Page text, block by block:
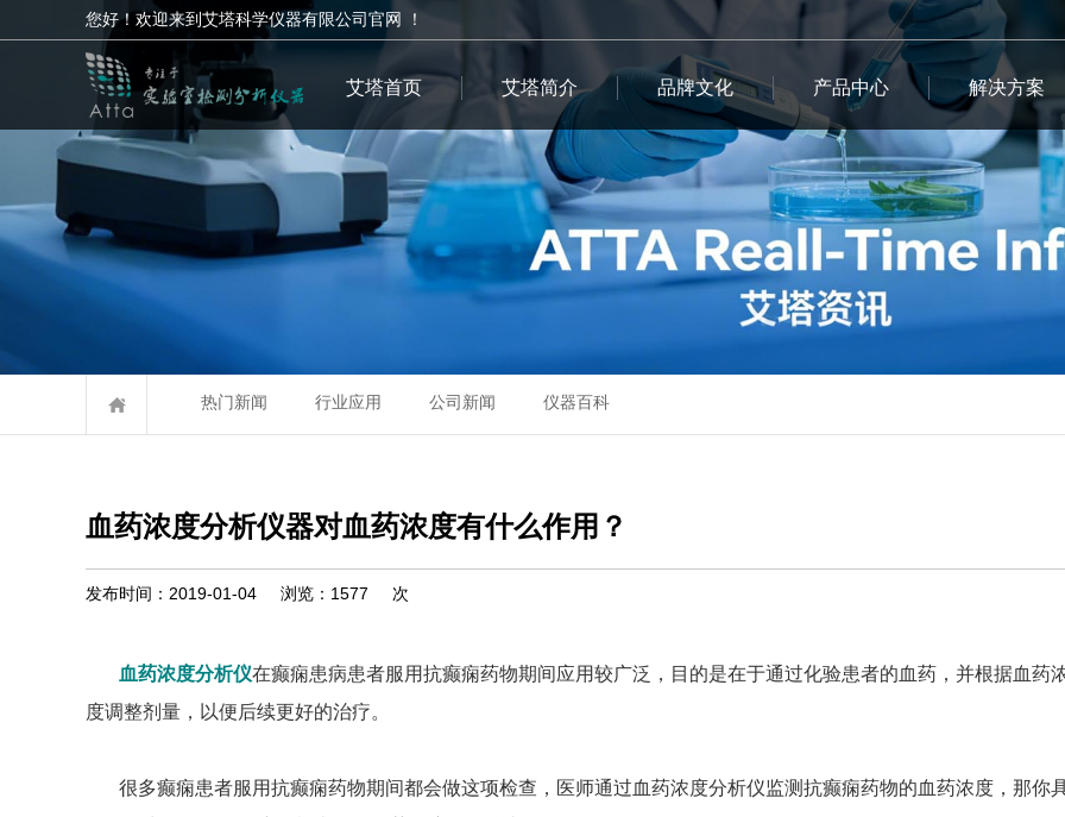
您好！欢迎来到艾塔科学仪器有限公司官网 ！
艾塔首页 艾塔简介 品牌文化 产品中心 解决方案
热门新闻 行业应用 公司新闻 仪器百科
血药浓度分析仪器对血药浓度有什么作用？
发布时间：2019-01-04 浏览： 1577 次
血药浓度分析仪在癫痫患病患者服用抗癫痫药物期间应用较广泛，目的是在于通过化验患者的血药，并根据血药
度调整剂量，以便后续更好的治疗。
很多癫痫患者服用抗癫痫药物期间都会做这项检查，医师通过血药浓度分析仪监测抗癫痫药物的血药浓度，那你